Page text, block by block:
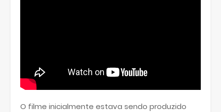
O filme inicialmente estava sendo produzido